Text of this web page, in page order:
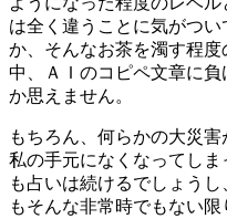
は全く違うことに気がつ
か、そんなお茶を濁す程
中、ＡＩのコピペ文章に
か思えません。
もちろん、何らかの大災
私の手元になくなってし
も占いは続けるでしょう
もそんな非常時でもない